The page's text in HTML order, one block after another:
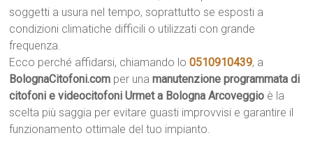
soggetti a usura nel tempo, soprattutto se esposti a
condizioni climatiche difficili o utilizzati con grande
frequenza.
Ecco perché affidarsi, chiamando lo0510910439, a
BolognaCitofoni.com per unamanutenzione programmata di
citofoni e videocitofoni Urmet a Bologna Arcoveggio è la
scelta più saggia per evitare guasti improvvisi e garantire il
funzionamento ottimale del tuo impianto.